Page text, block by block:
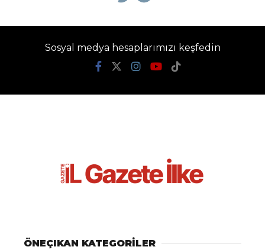
Sosyal medya hesaplarımızı keşfedin
ÖNEÇIKAN KATEGORİLER